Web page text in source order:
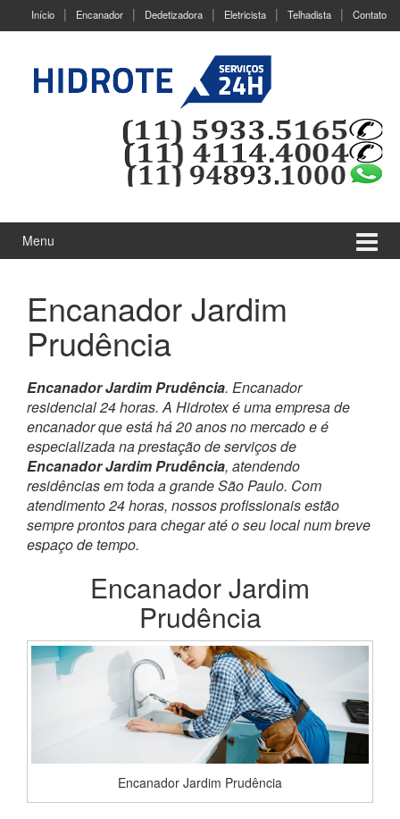
Início Encanador Dedetizadora Eletricista Telhadista Contato
Menu
Encanador Jardim
Prudência
Encanador Jardim Prudência. Encanador
residencial 24 horas. A Hidrotex é uma empresa de
encanador que está há 20 anos no mercado e é
especializada na prestação de serviços de
Encanador Jardim Prudência, atendendo
residências em toda a grande São Paulo. Com
atendimento 24 horas, nossos profissionais estão
sempre prontos para chegar até o seu local num breve
espaço de tempo.
Encanador Jardim
Prudência
Encanador Jardim Prudência